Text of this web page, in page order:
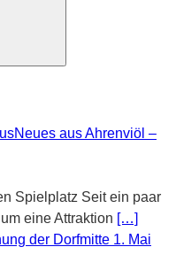
Neues aus Ahrenviöl –
Spielplatz Seit ein paar
eine Attraktion […]